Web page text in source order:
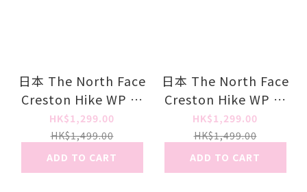
日本 The North Face
Creston Hike WP 男
裝遠足行山防水鞋
HK$1,299.00
HK$1,499.00
ADD TO CART
日本 The North Face
Creston Hike WP 女
裝遠足行山防水鞋
HK$1,299.00
HK$1,499.00
ADD TO CART